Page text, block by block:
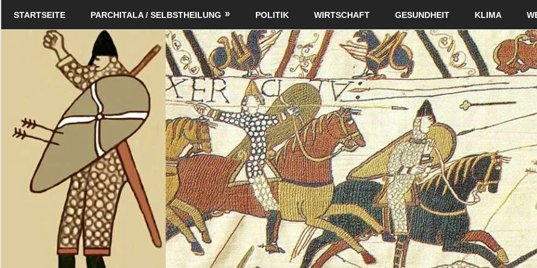
Schildverlag
STARTSEITE PARCHITALA / SELBSTHEILUNG POLITIK WIRTSCHAFT GESUNDHEIT KLIMA